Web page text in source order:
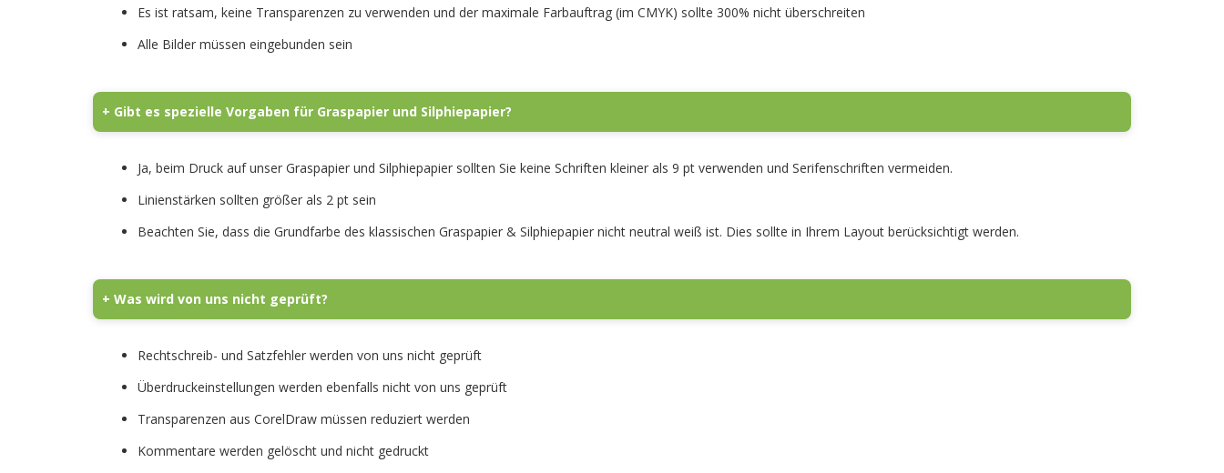
Es ist ratsam, keine Transparenzen zu verwenden und der maximale Farbauftrag (im CMYK) sollte 300% nicht überschreiten
Alle Bilder müssen eingebunden sein
+ Gibt es spezielle Vorgaben für Graspapier und Silphiepapier?
Ja, beim Druck auf unser Graspapier und Silphiepapier sollten Sie keine Schriften kleiner als 9 pt verwenden und Serifenschriften vermeiden.
Linienstärken sollten größer als 2 pt sein
Beachten Sie, dass die Grundfarbe des klassischen Graspapier & Silphiepapier nicht neutral weiß ist. Dies sollte in Ihrem Layout berücksichtigt werden.
+ Was wird von uns nicht geprüft?
Rechtschreib- und Satzfehler werden von uns nicht geprüft
Überdruckeinstellungen werden ebenfalls nicht von uns geprüft
Transparenzen aus CorelDraw müssen reduziert werden
Kommentare werden gelöscht und nicht gedruckt